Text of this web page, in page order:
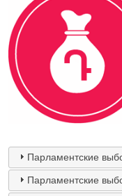
Парламентские
Парламентские